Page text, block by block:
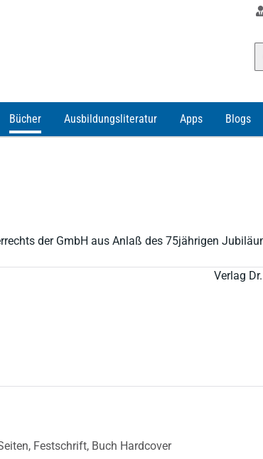
Bücher Ausbildungsliteratur Apps Blogs
der GmbH aus Anlaß des 75jährigen
Verlag
Festschrift, Buch Hardcover